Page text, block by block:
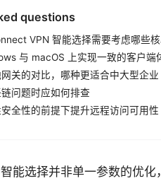
questions
VPN 智能选择需要考虑哪些
与 macOS 上实现一致的客户端
关的对比，哪种更适合中大型企业
问题时应如何排查
全性的前提下提升远程访问可用性
能选择并非单一参数的优